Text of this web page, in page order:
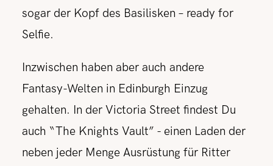
sogar der Kopf des Basilisken – ready for
Selfie.
Inzwischen haben aber auch andere
Fantasy-Welten in Edinburgh Einzug
gehalten. In der Victoria Street findest Du
auch “The Knights Vault” - einen Laden der
neben jeder Menge Ausrüstung für Ritter